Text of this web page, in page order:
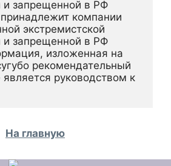
и запрещенной в РФ
компании
экстремистской
и запрещенной в РФ
изложенная на
рекомендательный
является руководством к
На главную